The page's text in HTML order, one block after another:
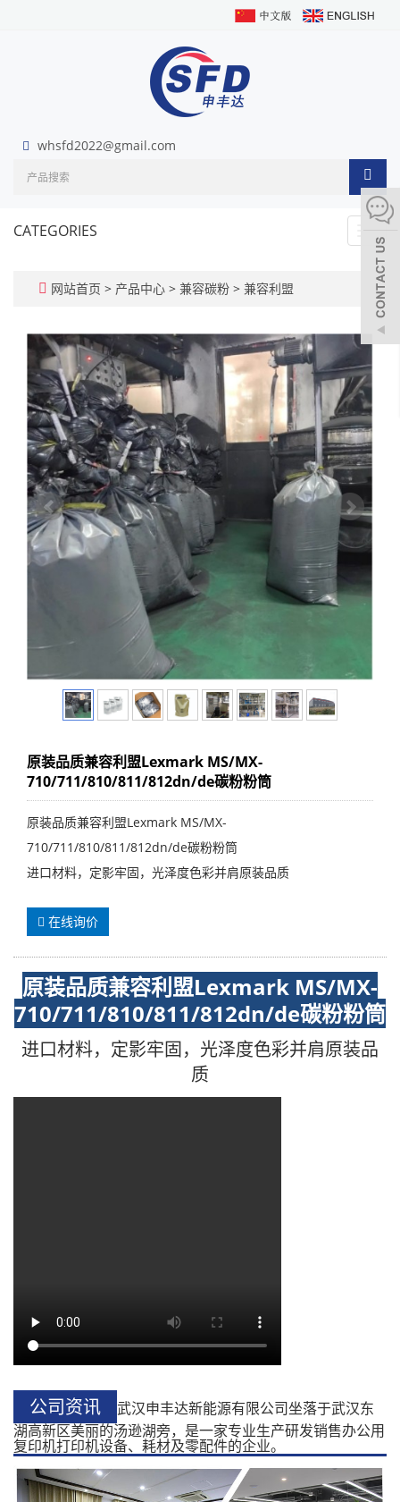
whsfd2022@gmail.com
CATEGORIES
网站首页 > 产品中心 > 兼容碳粉 > 兼容利盟
原装品质兼容利盟Lexmark MS/MX-
710/711/810/811/812dn/de碳粉粉筒
原装品质兼容利盟Lexmark MS/MX-
710/711/810/811/812dn/de碳粉粉筒
进口材料，定影牢固，光泽度色彩并肩原装品质
在线询价
原装品质兼容利盟Lexmark MS/MX-
710/711/810/811/812dn/de碳粉粉筒
进口材料，定影牢固，光泽度色彩并肩原装品
质
公司资讯
武汉申丰达新能源有限公司坐落于武汉东
湖高新区美丽的汤逊湖旁，是一家专业生产研发销售办公用
复印机打印机设备、耗材及零配件的企业。